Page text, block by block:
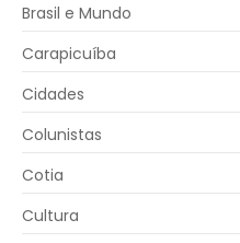
Brasil e Mundo
Carapicuíba
Cidades
Colunistas
Cotia
Cultura